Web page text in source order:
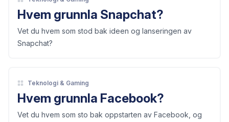
Hvem grunnla Snapchat?
Vet du hvem som stod bak ideen og lanseringen av
Snapchat?
Teknologi & Gaming
Hvem grunnla Facebook?
Vet du hvem som sto bak oppstarten av Facebook, og